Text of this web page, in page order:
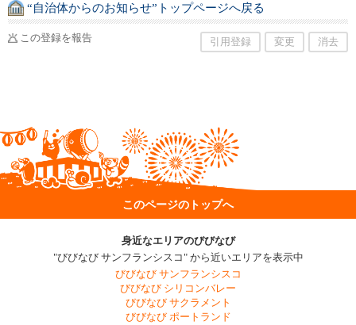
“自治体からのお知らせ”トップページへ戻る
この登録を報告 引用登録 変更 消去
このページのトップへ
身近なエリアのびびなび
"びびなび サンフランシスコ" から近いエリアを表示中
びびなび サンフランシスコ
びびなび シリコンバレー
びびなび サクラメント
びびなび ポートランド